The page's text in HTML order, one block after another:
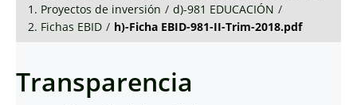
1. Proyectos de inversión / d)-981 EDUCACIÓN /
2. Fichas EBID / h)-Ficha EBID-981-II-Trim-2018.pdf
Transparencia